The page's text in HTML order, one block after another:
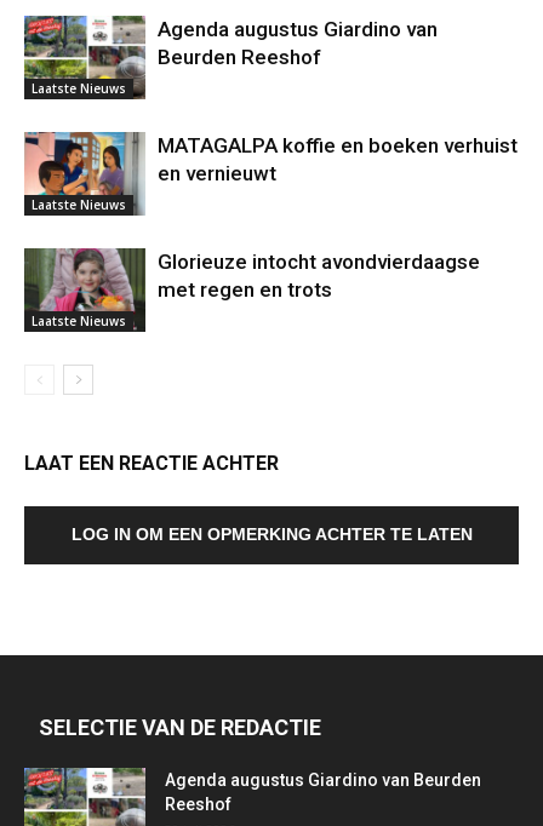
Laatste Nieuws
Agenda augustus Giardino van
Beurden Reeshof
Laatste Nieuws
MATAGALPA koffie en boeken verhuist
en vernieuwt
Laatste Nieuws
Glorieuze intocht avondvierdaagse
met regen en trots
LAAT EEN REACTIE ACHTER
LOG IN OM EEN OPMERKING ACHTER TE LATEN
SELECTIE VAN DE REDACTIE
Agenda augustus Giardino van Beurden
Reeshof